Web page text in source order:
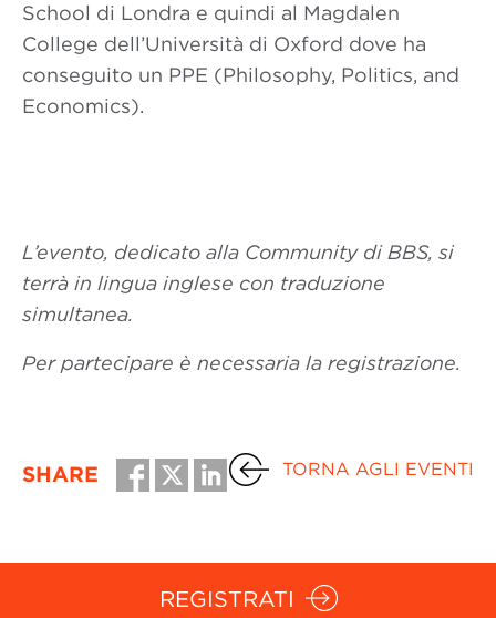
School di Londra e quindi al Magdalen
College dell’Università di Oxford dove ha
conseguito un PPE (Philosophy, Politics, and
Economics).
L’evento, dedicato alla Community di BBS, si
terrà in lingua inglese con traduzione
simultanea.
Per partecipare è necessaria la registrazione.
SHARE TORNA AGLI EVENTI
REGISTRATI